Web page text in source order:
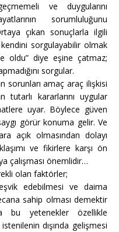
ve duygularını
sorumluluğunu
çıkan sonuçlarla ilgili
sorgulayabilir olmak
oldu” diye eşine çatmaz;
sorgular.
sorunları amaç araç ilişkisi
kararlarını uygular
uyar. Böylece güven
görür konuma gelir. Ve
açık olmasından dolayı
ve fikirlere karşı ön
çalışması önemlidir…
olan faktörler;
edebilmesi ve daima
sahip olması demektir
bu yetenekler özellikle
dışında gelişmesi